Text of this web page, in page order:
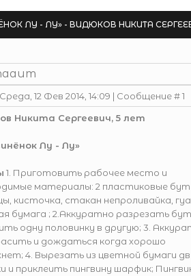
ЛУ - ЛУ» - ВИДЮКОВ НИКИТА
12 Фев 2014, 14:09 | Сообщение #1
Никита Сергеевич, 5 лет
Лу - Лу»
1. Приготовить рабочее место и
материалы: 2 пластиковые
кисточка, стакан непроливайка,
бумага ; 2.Аккуратно разрезать
одну половинку в другую; 3.
и дождаться когда хорошо
4. Вырезать из цветной бумаги
и приклеить пингвину шарфик;